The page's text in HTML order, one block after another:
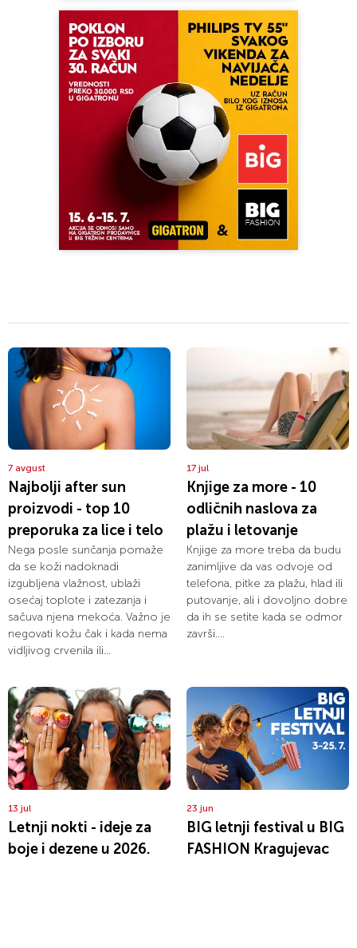
7 avgust
Najbolji after sun
proizvodi - top 10
preporuka za lice i telo
Nega posle sunčanja pomaže
da se koži nadoknadi
izgubljena vlažnost, ublaži
osećaj toplote i zatezanja i
sačuva njena mekoća. Važno je
negovati kožu čak i kada nema
vidljivog crvenila ili...
17 jul
Knjige za more - 10
odličnih naslova za
plažu i letovanje
Knjige za more treba da budu
zanimljive da vas odvoje od
telefona, pitke za plažu, hlad ili
putovanje, ali i dovoljno dobre
da ih se setite kada se odmor
završi....
13 jul
Letnji nokti - ideje za
boje i dezene u 2026.
23 jun
BIG letnji festival u BIG
FASHION Kragujevac